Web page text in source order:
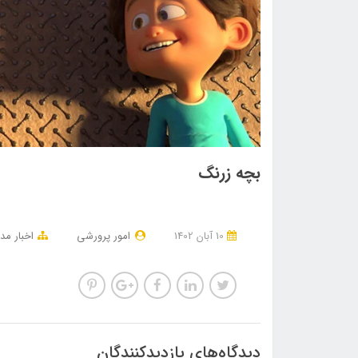
بچه زرنگ
امور پرورشی اخبار
دیدگاه‌های بازدیدکنندگان